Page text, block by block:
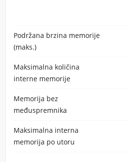
Podržana brzina memorije
(maks.)
Maksimalna količina
interne memorije
Memorija bez
međuspremnika
Maksimalna interna
memorija po utoru